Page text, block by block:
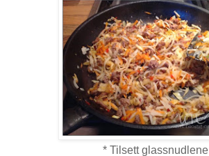
* Tilsett glassnudlene